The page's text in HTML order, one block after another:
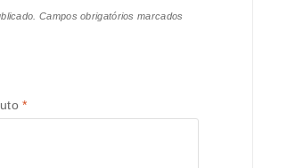
Campos obrigatórios marcados
*